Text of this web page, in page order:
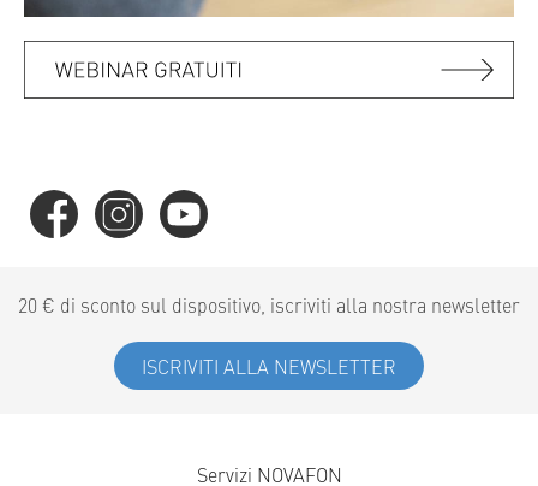
20 € di sconto sul dispositivo, iscriviti alla nostra newsletter
ISCRIVITI ALLA NEWSLETTER
Servizi NOVAFON